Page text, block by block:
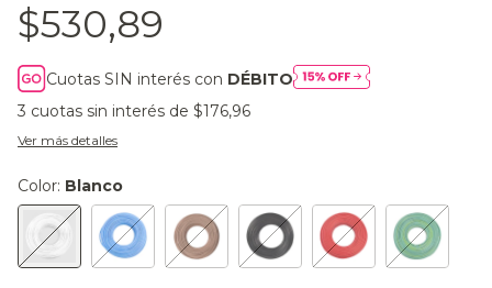
$530,89
Cuotas SIN interés con DÉBITO
3 cuotas sin interés de $176,96
Ver más detalles
Color: Blanco